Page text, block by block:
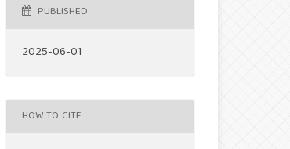
PUBLISHED
2025-06-01
HOW TO CITE